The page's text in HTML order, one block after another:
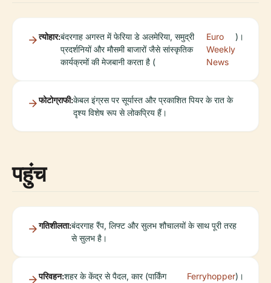
त्योहार:बंदरगाह अगस्त में फेरिया डे अलमेरिया, समुद्री
प्रदर्शनियों और मौसमी बाजारों जैसे सांस्कृतिक
कार्यक्रमों की मेजबानी करता है (
Euro
Weekly
News
)।
फोटोग्राफी:केबल इंग्रस पर सूर्यास्त और प्रकाशित पियर के रात के
दृश्य विशेष रूप से लोकप्रिय हैं।
पहुंच
गतिशीलता:बंदरगाह रैंप, लिफ्ट और सुलभ शौचालयों के साथ पूरी तरह
से सुलभ है।
परिवहन:शहर के केंद्र से पैदल, कार (पार्किंग
Ferryhopper)।